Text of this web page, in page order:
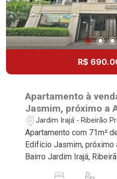
R$
Apartamento à
Jasmim, próximo a
Ribeirão Preto/SP.
Jardim Irajá - Ribeirão
Apartamento com 71m²
Edifício Jasmim, próximo
Bairro Jardim Irajá, Ribeirão